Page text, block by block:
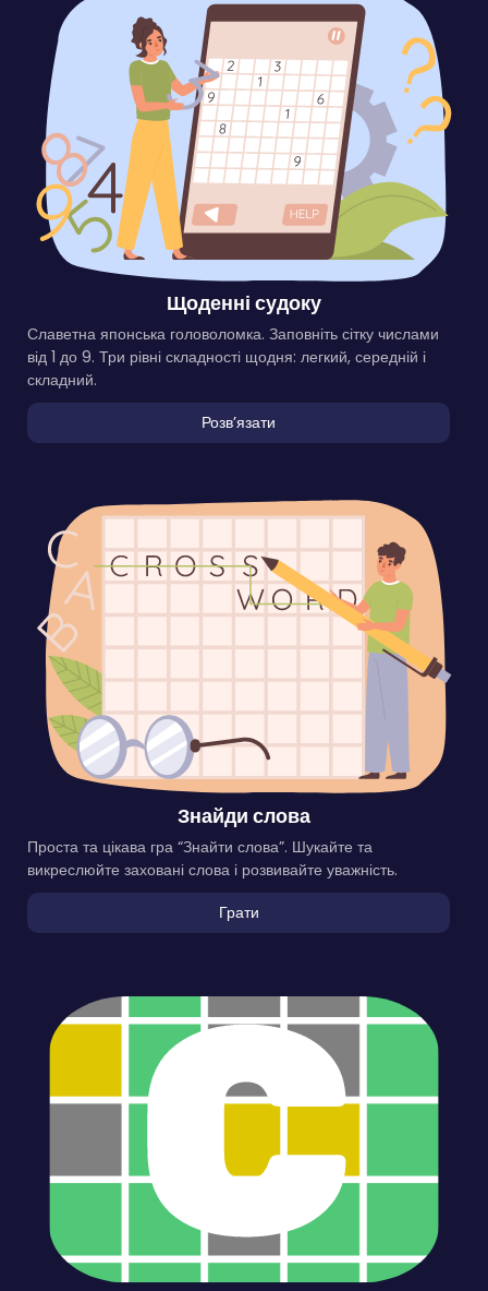
Щоденні судоку
Славетна японська головоломка. Заповніть сітку числами
від 1 до 9. Три рівні складності щодня: легкий, середній і
складний.
Розвʼязати
Знайди слова
Проста та цікава гра “Знайти слова”. Шукайте та
викреслюйте заховані слова і розвивайте уважність.
Грати